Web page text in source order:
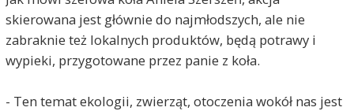
skierowana jest głównie do najmłodszych, ale nie
zabraknie też lokalnych produktów, będą potrawy i
wypieki, przygotowane przez panie z koła.
- Ten temat ekologii, zwierząt, otoczenia wokół nas jest